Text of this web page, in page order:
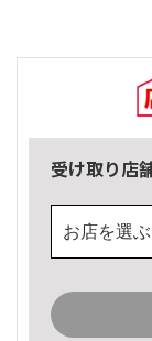
受け取り店
お店を選ぶ